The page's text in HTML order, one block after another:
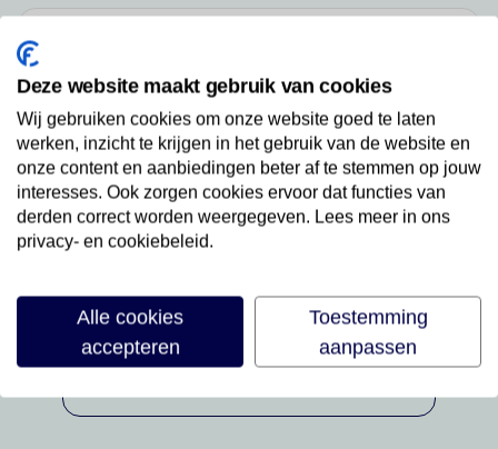
9
MS Vila Nova
★★★
A Quinta
Deze website maakt gebruik van cookies
Wij gebruiken cookies om onze website goed te laten
werken, inzicht te krijgen in het gebruik van de website en
onze content en aanbiedingen beter af te stemmen op jouw
interesses. Ook zorgen cookies ervoor dat functies van
derden correct worden weergegeven. Lees meer in ons
privacy- en cookiebeleid.
Alle cookies
accepteren
Toestemming
aanpassen